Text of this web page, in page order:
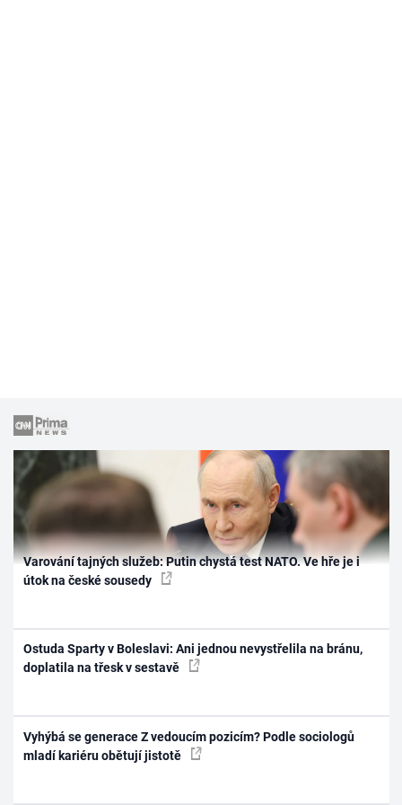
Varování tajných služeb: Putin chystá test NATO. Ve hře je i
útok na české sousedy
Ostuda Sparty v Boleslavi: Ani jednou nevystřelila na bránu,
doplatila na třesk v sestavě
Vyhýbá se generace Z vedoucím pozicím? Podle sociologů
mladí kariéru obětují jistotě